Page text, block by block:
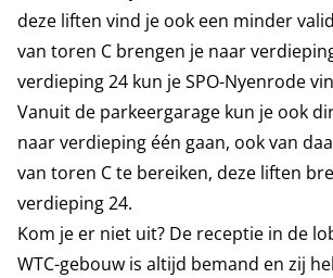
deze liften vind je ook een minder
van toren C brengen je naar
verdieping 24 kun je SPO-Nyenrode
Vanuit de parkeergarage kun je ook
naar verdieping één gaan, ook van
van toren C te bereiken, deze liften
verdieping 24.
Kom je er niet uit? De receptie in de
WTC-gebouw is altijd bemand en zij